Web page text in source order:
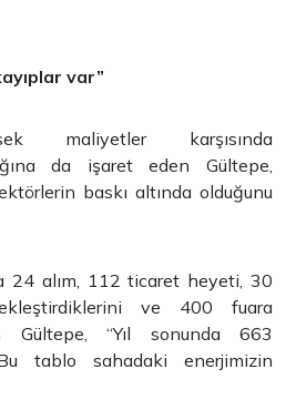
var”
maliyetler karşısında
da işaret eden Gültepe,
baskı altında olduğunu
24 alım, 112 ticaret heyeti, 30
ve 400 fuara
Gültepe, “Yıl sonunda 663
tablo sahadaki enerjimizin